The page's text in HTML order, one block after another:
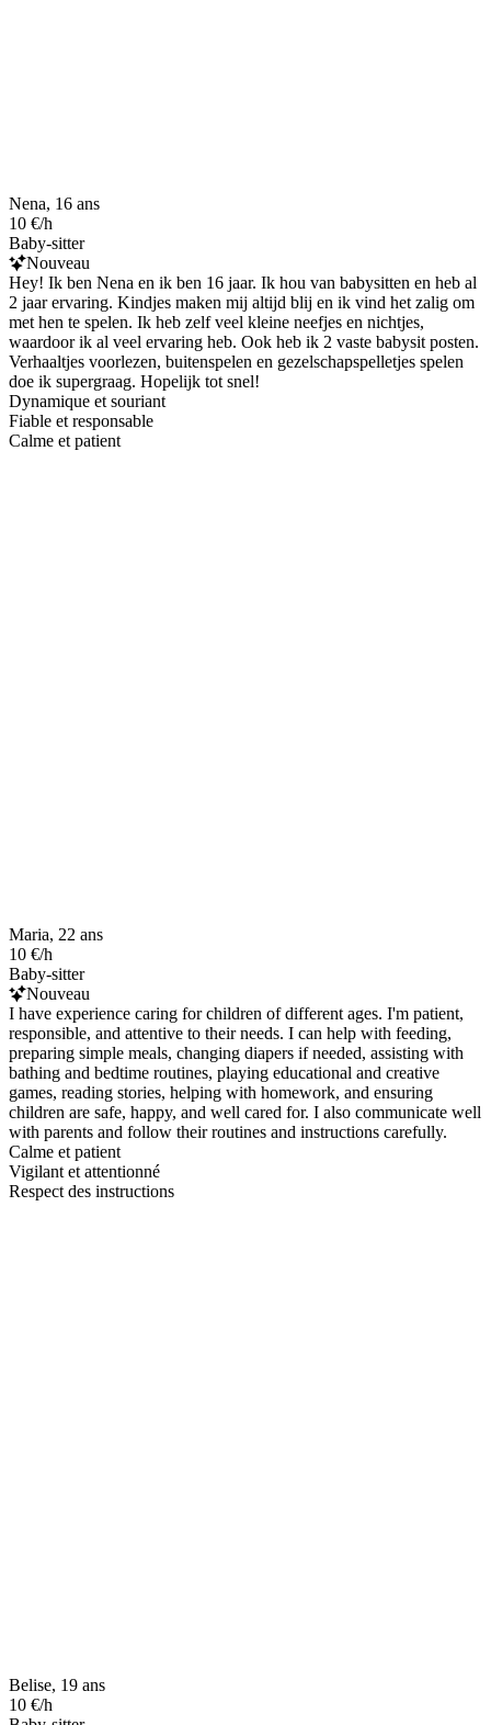
Nena, 16 ans
10 €/h
Baby-sitter
Nouveau
Hey! Ik ben Nena en ik ben 16 jaar. Ik hou van babysitten en heb al
2 jaar ervaring. Kindjes maken mij altijd blij en ik vind het zalig om
met hen te spelen. Ik heb zelf veel kleine neefjes en nichtjes,
waardoor ik al veel ervaring heb. Ook heb ik 2 vaste babysit posten.
Verhaaltjes voorlezen, buitenspelen en gezelschapspelletjes spelen
doe ik supergraag. Hopelijk tot snel!
Dynamique et souriant
Fiable et responsable
Calme et patient
Maria, 22 ans
10 €/h
Baby-sitter
Nouveau
I have experience caring for children of different ages. I'm patient,
responsible, and attentive to their needs. I can help with feeding,
preparing simple meals, changing diapers if needed, assisting with
bathing and bedtime routines, playing educational and creative
games, reading stories, helping with homework, and ensuring
children are safe, happy, and well cared for. I also communicate well
with parents and follow their routines and instructions carefully.
Calme et patient
Vigilant et attentionné
Respect des instructions
Belise, 19 ans
10 €/h